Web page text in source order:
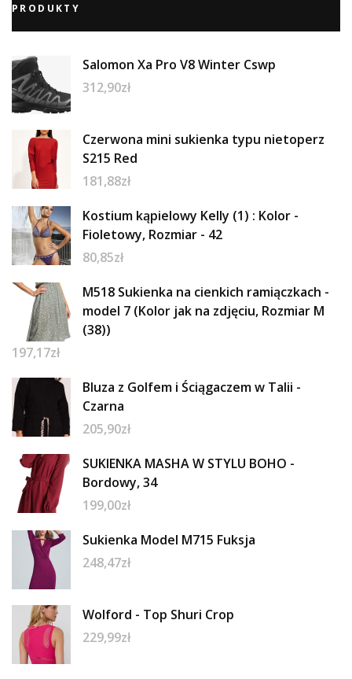
PRODUKTY
Salomon Xa Pro V8 Winter Cswp
312,90zł
Czerwona mini sukienka typu nietoperz
S215 Red
181,88zł
Kostium kąpielowy Kelly (1) : Kolor -
Fioletowy, Rozmiar - 42
80,85zł
M518 Sukienka na cienkich ramiączkach -
model 7 (Kolor jak na zdjęciu, Rozmiar M
(38))
197,17zł
Bluza z Golfem i Ściągaczem w Talii -
Czarna
205,90zł
SUKIENKA MASHA W STYLU BOHO -
Bordowy, 34
199,00zł
Sukienka Model M715 Fuksja
248,47zł
Wolford - Top Shuri Crop
229,99zł